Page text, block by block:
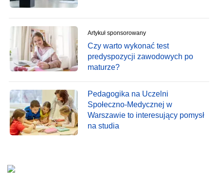
Artykuł sponsorowany
Czy warto wykonać test
predyspozycji zawodowych po
maturze?
Pedagogika na Uczelni
Społeczno-Medycznej w
Warszawie to interesujący pomysł
na studia